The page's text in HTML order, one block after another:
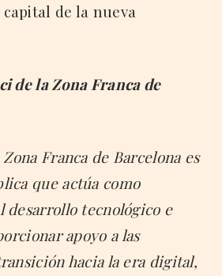
de la nueva
de la Zona Franca de
Franca de Barcelona es
que actúa como
desarrollo tecnológico e
apoyo a las
hacia la era digital,